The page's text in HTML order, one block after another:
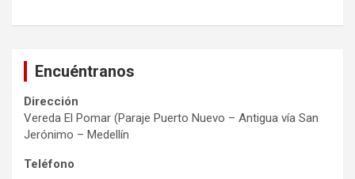
Encuéntranos
Dirección
Vereda El Pomar (Paraje Puerto Nuevo – Antigua vía San
Jerónimo – Medellín
Teléfono